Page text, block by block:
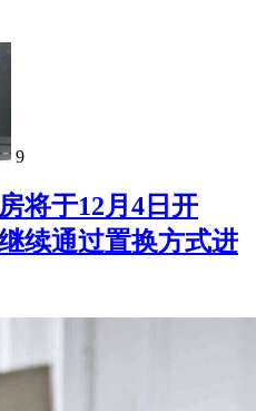
9
将于12月4日开
续通过置换方式进